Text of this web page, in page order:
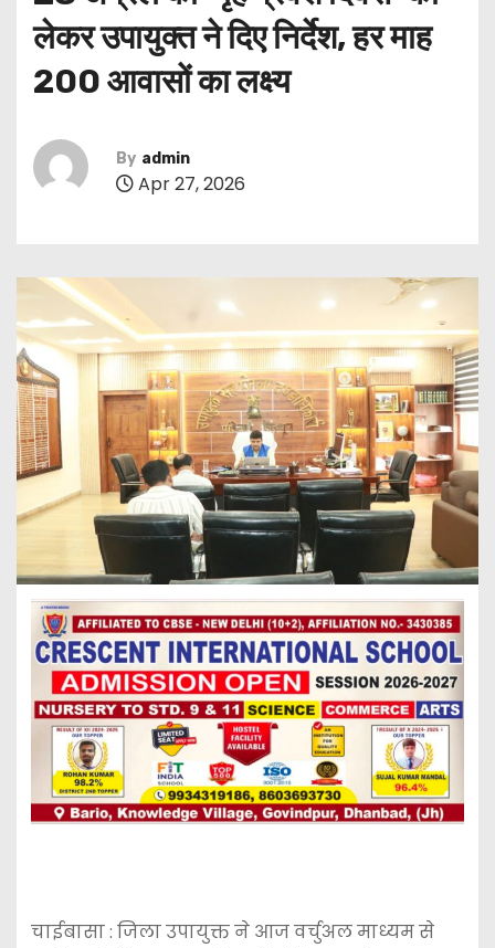
लेकर उपायुक्त ने दिए निर्देश, हर माह
200 आवासों का लक्ष्य
By admin
Apr 27, 2026
चाईबासा : जिला उपायुक्त ने आज वर्चुअल माध्यम से